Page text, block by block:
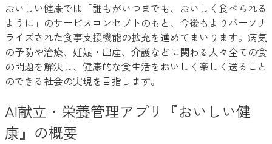
おいしい健康では「誰もがいつまでも、おいしく食べられる
ように」のサービスコンセプトのもと、今後もよりパーソナ
ライズされた食事支援機能の拡充を進めてまいります。病気
の予防や治療、妊娠・出産、介護などに関わる人々全ての食
の問題を解決し、健康的な食生活をおいしく楽しく送ること
のできる社会の実現を目指します。
AI献立・栄養管理アプリ『おいしい健
康』の概要